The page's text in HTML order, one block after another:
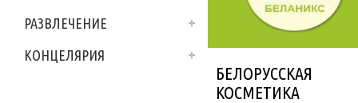
РАЗВЛЕЧЕНИЕ
КОНЦЕЛЯРИЯ
БЕЛОРУССКАЯ
КОСМЕТИКА